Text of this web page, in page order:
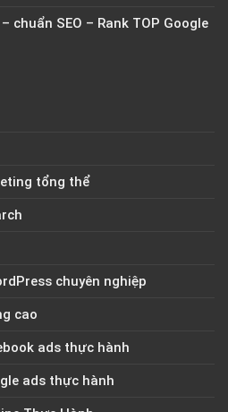
chuẩn SEO – Rank TOP Google
tổng thể
chuyên nghiệp
cao
ads thực hành
ads thực hành